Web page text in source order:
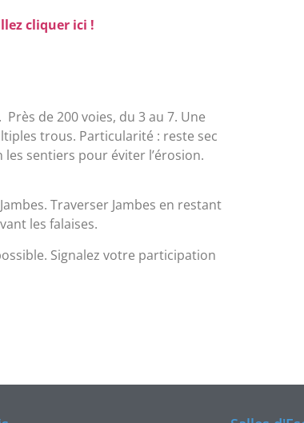
cliquer ici !
de 200 voies, du 3 au 7. Une
trous. Particularité : reste sec
sentiers pour éviter l’érosion.
Traverser Jambes en restant
les falaises.
Signalez votre participation